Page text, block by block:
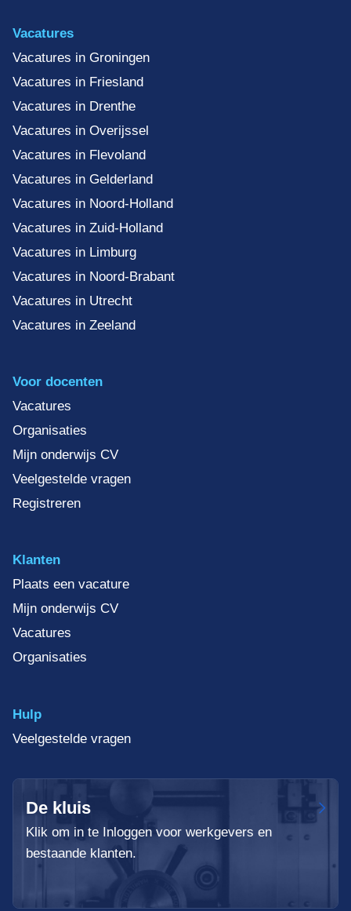
Vacatures
Vacatures in Groningen
Vacatures in Friesland
Vacatures in Drenthe
Vacatures in Overijssel
Vacatures in Flevoland
Vacatures in Gelderland
Vacatures in Noord-Holland
Vacatures in Zuid-Holland
Vacatures in Limburg
Vacatures in Noord-Brabant
Vacatures in Utrecht
Vacatures in Zeeland
Voor docenten
Vacatures
Organisaties
Mijn onderwijs CV
Veelgestelde vragen
Registreren
Klanten
Plaats een vacature
Mijn onderwijs CV
Vacatures
Organisaties
Hulp
Veelgestelde vragen
De kluis
Klik om in te Inloggen voor werkgevers en
bestaande klanten.